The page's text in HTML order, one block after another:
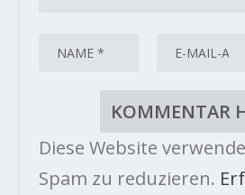
Diese Website
Spam zu reduzieren.